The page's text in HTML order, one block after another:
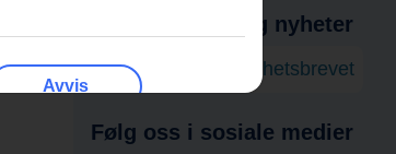
Få tilbud, tips og nyheter
Abonner på nyhetsbrevet
Følg oss i sosiale medier
Avvis